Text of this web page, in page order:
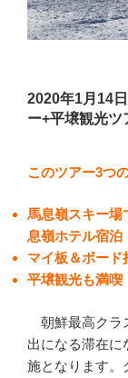
2020年1月14
ー+平壌観光ツ
このツアー3つ
馬息嶺スキー場
息嶺ホテル宿泊
マイ板＆ボード
平壌観光も満喫
朝鮮最高クラ
出になる滞在に
施となります。